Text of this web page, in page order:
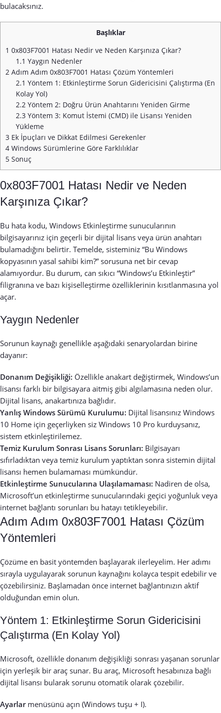
bulacaksınız.
Başlıklar
1 0x803F7001 Hatası Nedir ve Neden Karşınıza Çıkar?
1.1 Yaygın Nedenler
2 Adım Adım 0x803F7001 Hatası Çözüm Yöntemleri
2.1 Yöntem 1: Etkinleştirme Sorun Gidericisini Çalıştırma (En
Kolay Yol)
2.2 Yöntem 2: Doğru Ürün Anahtarını Yeniden Girme
2.3 Yöntem 3: Komut İstemi (CMD) ile Lisansı Yeniden
Yükleme
3 Ek İpuçları ve Dikkat Edilmesi Gerekenler
4 Windows Sürümlerine Göre Farklılıklar
5 Sonuç
0x803F7001 Hatası Nedir ve Neden
Karşınıza Çıkar?
Bu hata kodu, Windows Etkinleştirme sunucularının
bilgisayarınız için geçerli bir dijital lisans veya ürün anahtarı
bulamadığını belirtir. Temelde, sisteminiz “Bu Windows
kopyasının yasal sahibi kim?” sorusuna net bir cevap
alamıyordur. Bu durum, can sıkıcı “Windows’u Etkinleştir”
filigranına ve bazı kişiselleştirme özelliklerinin kısıtlanmasına yol
açar.
Yaygın Nedenler
Sorunun kaynağı genellikle aşağıdaki senaryolardan birine
dayanır:
Donanım Değişikliği: Özellikle anakart değiştirmek, Windows’un
lisansı farklı bir bilgisayara aitmiş gibi algılamasına neden olur.
Dijital lisans, anakartınıza bağlıdır.
Yanlış Windows Sürümü Kurulumu: Dijital lisansınız Windows
10 Home için geçerliyken siz Windows 10 Pro kurduysanız,
sistem etkinleştirilemez.
Temiz Kurulum Sonrası Lisans Sorunları: Bilgisayarı
sıfırladıktan veya temiz kurulum yaptıktan sonra sistemin dijital
lisansı hemen bulamaması mümkündür.
Etkinleştirme Sunucularına Ulaşılamaması: Nadiren de olsa,
Microsoft’un etkinleştirme sunucularındaki geçici yoğunluk veya
internet bağlantı sorunları bu hatayı tetikleyebilir.
Adım Adım 0x803F7001 Hatası Çözüm
Yöntemleri
Çözüme en basit yöntemden başlayarak ilerleyelim. Her adımı
sırayla uygulayarak sorunun kaynağını kolayca tespit edebilir ve
çözebilirsiniz. Başlamadan önce internet bağlantınızın aktif
olduğundan emin olun.
Yöntem 1: Etkinleştirme Sorun Gidericisini
Çalıştırma (En Kolay Yol)
Microsoft, özellikle donanım değişikliği sonrası yaşanan sorunlar
için yerleşik bir araç sunar. Bu araç, Microsoft hesabınıza bağlı
dijital lisansı bularak sorunu otomatik olarak çözebilir.
Ayarlarmenüsünü açın (Windows tuşu + I).